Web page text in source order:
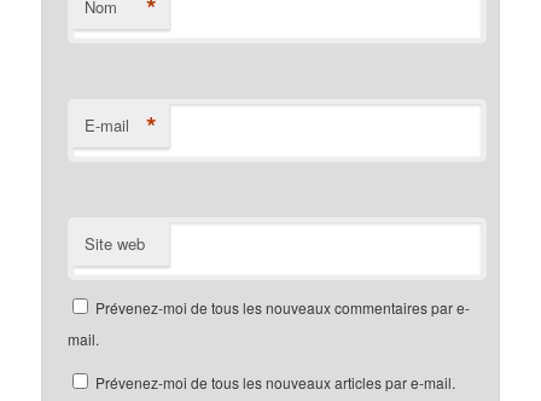
Nom
E-mail *
Site web
Prévenez-moi de tous les nouveaux commentaires par e-
mail.
Prévenez-moi de tous les nouveaux articles par e-mail.